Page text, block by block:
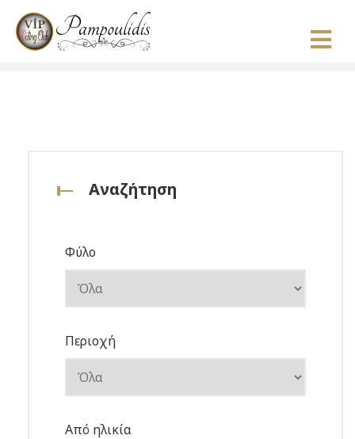
Αναζήτηση
Φύλο
Περιοχή
Από ηλικία